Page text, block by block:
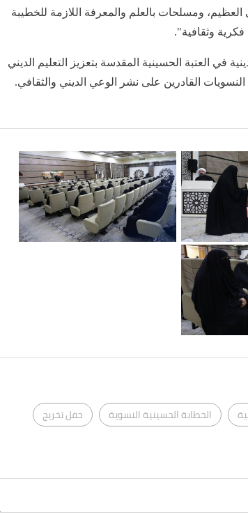
ومسلحات بالعلم والمعرفة اللازمة للخطيبة
فكرية وثقافية".
في العتبة الحسينية المقدسة بتعزيز التعليم الديني
القادرين على نشر الوعي الديني والثقافي.
الخطابة الحسينية النسوية حفل تخريج